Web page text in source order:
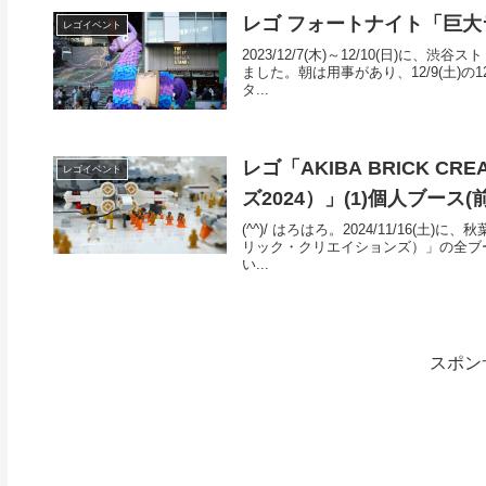
レゴイベント レゴ フォートナイト「巨
2023/12/7(木)～12/10(日)に、渋谷ス
ました。朝は用事があり、12/9(土)の
タ...
レゴイベント
レゴ「AKIBA BRICK
ズ2024）」(1)個人ブース(
(^^)/ はろはろ。2024/11/16(土)に、
リック・クリエイションズ）」の全
い...
スポ